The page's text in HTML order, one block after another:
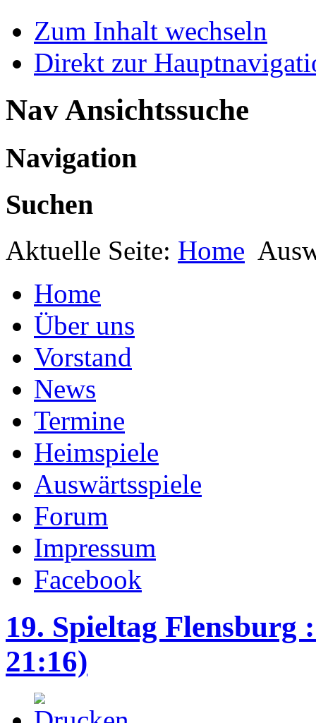
Zum Inhalt wechseln
Direkt zur
Nav Ansichtssuche
Navigation
Suchen
Aktuelle Seite: Home
Home
Über uns
Vorstand
News
Termine
Heimspiele
Auswärtsspiele
Forum
Impressum
Facebook
19. Spieltag Flensburg
21:16)